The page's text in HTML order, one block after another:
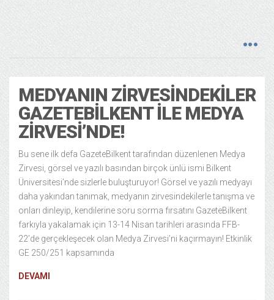
MEDYANIN ZIRVESINDEKILER
GAZETEBILKENT ILE MEDYA
ZIRVESI’NDE!
Bu sene ilk defa GazeteBilkent tarafından düzenlenen Medya
Zirvesi, görsel ve yazılı basından birçok ünlü ismi Bilkent
Üniversitesi’nde sizlerle buluşturuyor! Görsel ve yazılı medyayı
daha yakından tanımak, medyanın zirvesindekilerle tanışma ve
onları dinleyip, kendilerine soru sorma fırsatını GazeteBilkent
farkıyla yakalamak için 13-14 Nisan tarihleri arasında FFB-
22’de gerçekleşecek olan Medya Zirvesi’ni kaçırmayın! Etkinlik
GE 250/251 kapsamında
DEVAMI